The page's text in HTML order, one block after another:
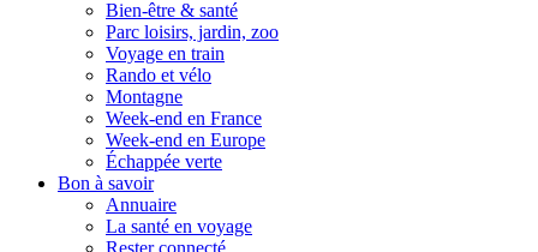
Bien-être & santé
Parc loisirs, jardin, zoo
Voyage en train
Rando et vélo
Montagne
Week-end en France
Week-end en Europe
Échappée verte
Bon à savoir
Annuaire
La santé en voyage
Rester connecté